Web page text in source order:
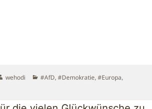
Autor
wehodi Kategorien
#AfD,#Demokratie,#Europa,